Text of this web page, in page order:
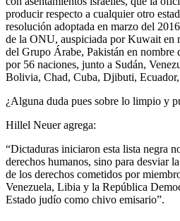
producir respecto a cualquier otro
resolución adoptada en marzo del
de la ONU, auspiciada por Kuwait en
del Grupo Árabe, Pakistán en nombre
por 56 naciones, junto a Sudán,
Bolivia, Chad, Cuba, Djibuti,
¿Alguna duda pues sobre lo limpio y
Hillel Neuer agrega:
“Dictaduras iniciaron esta lista negra
derechos humanos, sino para desviar
de los derechos cometidos por
Venezuela, Libia y la República
Estado judío como chivo emisario”.